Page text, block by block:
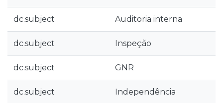
dc.subject Auditoria interna
dc.subject Inspeção
dc.subject GNR
dc.subject Independência